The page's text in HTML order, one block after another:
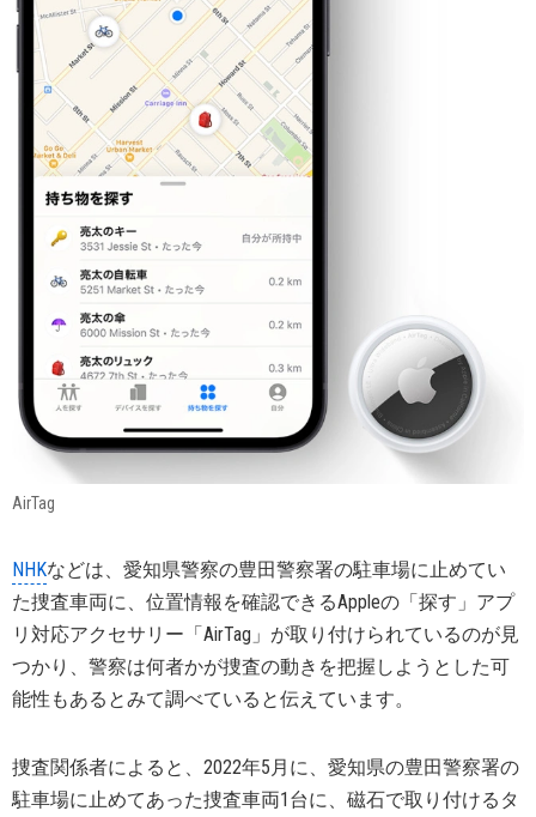
AirTag
NHKなどは、愛知県警察の豊田警察署の駐車場に止めてい
た捜査車両に、位置情報を確認できるAppleの「探す」アプ
リ対応アクセサリー「AirTag」が取り付けられているのが見
つかり、警察は何者かが捜査の動きを把握しようとした可
能性もあるとみて調べていると伝えています。
捜査関係者によると、2022年5月に、愛知県の豊田警察署の
駐車場に止めてあった捜査車両1台に、磁石で取り付けるタ